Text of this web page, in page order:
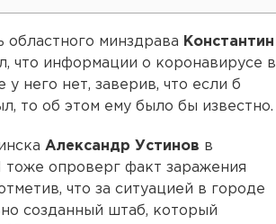
областного минздрава Константин
что информации о коронавирусе в
у него нет, заверив, что если б
то об этом ему было бы известно.
Александр Устинов в
тоже опроверг факт заражения
что за ситуацией в городе
созданный штаб, который